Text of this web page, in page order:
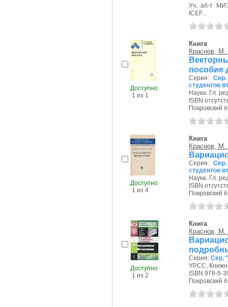
Уч. аб-т
ICEF...
Доступно
1 из 1
Книга
Краснов,
пособие
Серия:
студентов
Наука. Гл.
ISBN
Покровский
Доступно
1 из 4
Книга
Краснов,
Серия:
студентов
Наука. Гл.
ISBN
Покровский
Доступно
1 из 2
Книга
Краснов,
Серия: Сер.
УРСС,
ISBN 978-5-
Покровский